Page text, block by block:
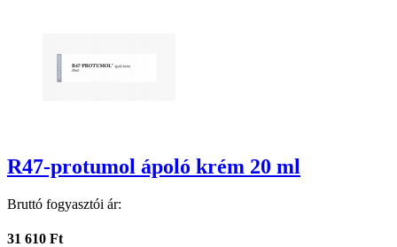
R47-protumol ápoló krém 20 ml
Bruttó fogyasztói ár:
31 610 Ft